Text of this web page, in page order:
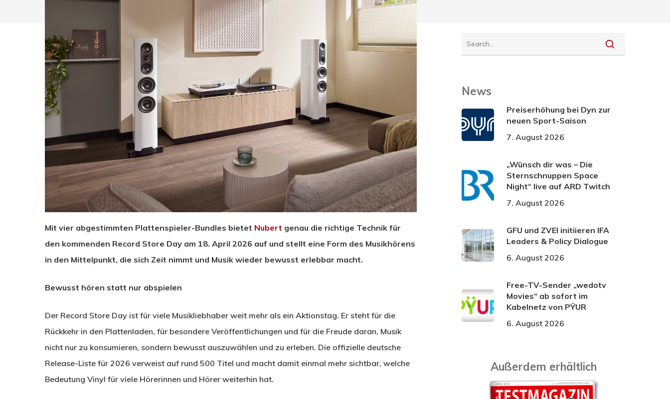
Drücken Sie Enter zum Suchen oder ESC zum Schließen.
Mit vier abgestimmten Plattenspieler-Bundles bietet Nubert genau die richtige Technik für
den kommenden Record Store Day am 18. April 2026 auf und stellt eine Form des Musikhörens
in den Mittelpunkt, die sich Zeit nimmt und Musik wieder bewusst erlebbar macht.
Bewusst hören statt nur abspielen
Der Record Store Day ist für viele Musikliebhaber weit mehr als ein Aktionstag. Er steht für die
Rückkehr in den Plattenladen, für besondere Veröffentlichungen und für die Freude daran, Musik
nicht nur zu konsumieren, sondern bewusst auszuwählen und zu erleben. Die offizielle deutsche
Release-Liste für 2026 verweist auf rund 500 Titel und macht damit einmal mehr sichtbar, welche
Bedeutung Vinyl für viele Hörerinnen und Hörer weiterhin hat.
News
Preiserhöhung bei Dyn zur
neuen Sport-Saison
7. August 2026
„Wünsch dir was – Die
Sternschnuppen Space
Night“ live auf ARD Twitch
7. August 2026
GFU und ZVEI initiieren IFA
Leaders & Policy Dialogue
6. August 2026
Free-TV-Sender „wedotv
Movies“ ab sofort im
Kabelnetz von PŸUR
6. August 2026
Außerdem erhältlich